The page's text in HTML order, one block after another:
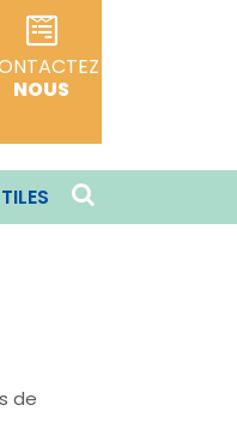
NOUS
de